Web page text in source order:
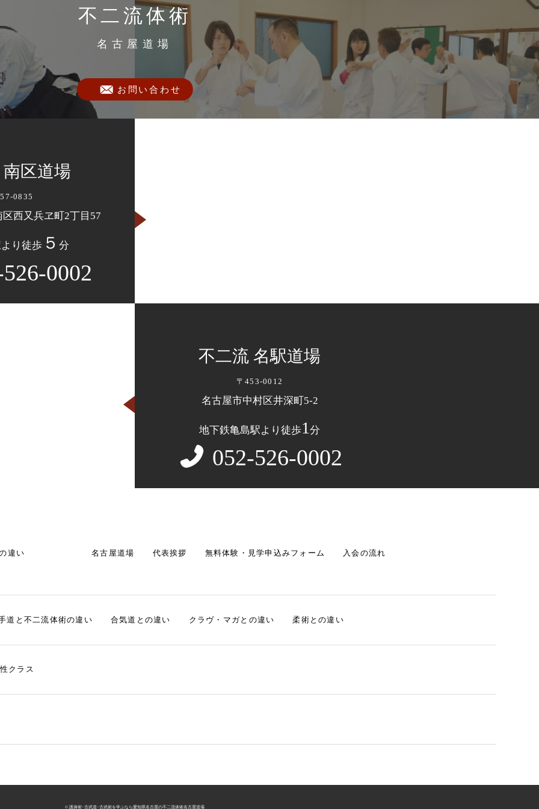
不二流体術
名古屋道場
お問い合わせ
区道場
0835
西又兵ヱ町2丁目57
り徒歩 ５分
0002
不二流 名駅道場
〒453-0012
名古屋市中村区井深町5-2
地下鉄亀島駅より徒歩1分
052-526-0002
違い 名古屋道場 代表挨拶 無料体験・見学申込みフォーム 入会の流れ
道と不二流体術の違い 合気道との違い クラヴ・マガとの違い 柔術との違い
クラス
© 護身術･古武道･古武術を学ぶなら愛知県名古屋の不二流体術名古屋道場